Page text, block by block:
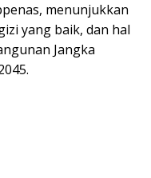
menunjukkan
yang baik, dan hal
Jangka